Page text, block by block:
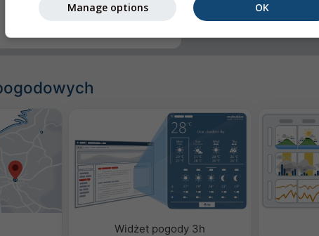
aby dodać lub usunąć
w widżecie.
Widżet pogody 3h
OK
Manage options